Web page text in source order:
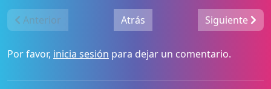
Anterior Atrás Siguiente
Por favor, inicia sesión para dejar un comentario.